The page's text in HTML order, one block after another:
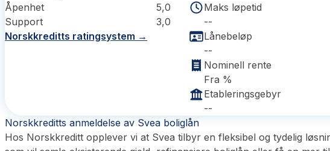
Åpenhet
5,0
Support
3,0
Norskkreditts ratingsystem →
Maks løpetid
--
Lånebeløp
--
Nominell rente
Fra %
Etableringsgebyr
--
Norskkreditts anmeldelse av Svea boliglån
Hos Norskkreditt opplever vi at Svea tilbyr en fleksibel og tydelig